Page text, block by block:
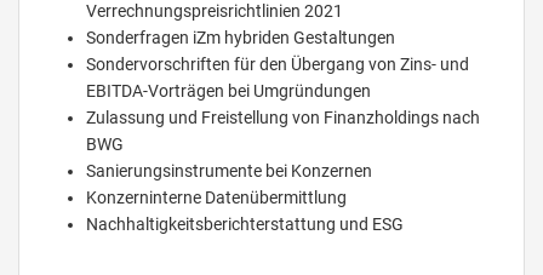
Verrechnungspreisrichtlinien 2021
Sonderfragen iZm hybriden Gestaltungen
Sondervorschriften für den Übergang von Zins- und
EBITDA-Vorträgen bei Umgründungen
Zulassung und Freistellung von Finanzholdings nach
BWG
Sanierungsinstrumente bei Konzernen
Konzerninterne Datenübermittlung
Nachhaltigkeitsberichterstattung und ESG